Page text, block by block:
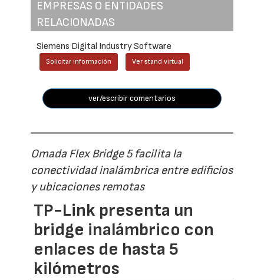
EMPRESAS O ENTIDADES
RELACIONADAS
Siemens Digital Industry Software
Solicitar información Ver stand virtual
ver/escribir comentarios
Omada Flex Bridge 5 facilita la
conectividad inalámbrica entre edificios
y ubicaciones remotas
TP-Link presenta un
bridge inalámbrico con
enlaces de hasta 5
kilómetros